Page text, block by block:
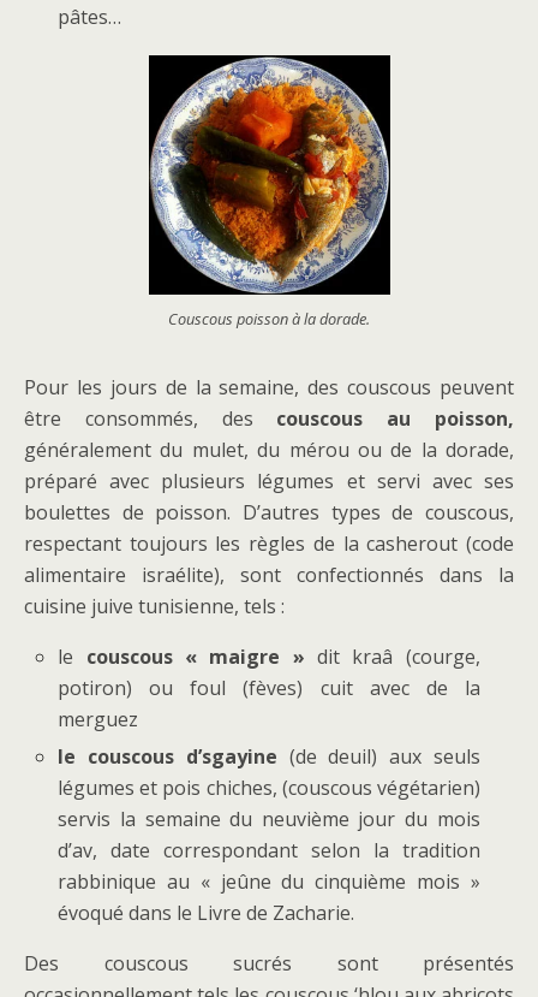
pâtes…
Couscous poisson à la dorade.
Pour les jours de la semaine, des couscous peuvent
être consommés, des couscous au poisson,
généralement du mulet, du mérou ou de la dorade,
préparé avec plusieurs légumes et servi avec ses
boulettes de poisson. D’autres types de couscous,
respectant toujours les règles de la casherout (code
alimentaire israélite), sont confectionnés dans la
cuisine juive tunisienne, tels :
le couscous « maigre » dit kraâ (courge,
potiron) ou foul (fèves) cuit avec de la
merguez
le couscous d’sgayine (de deuil) aux seuls
légumes et pois chiches, (couscous végétarien)
servis la semaine du neuvième jour du mois
d’av, date correspondant selon la tradition
rabbinique au « jeûne du cinquième mois »
évoqué dans le Livre de Zacharie.
Des couscous sucrés sont présentés